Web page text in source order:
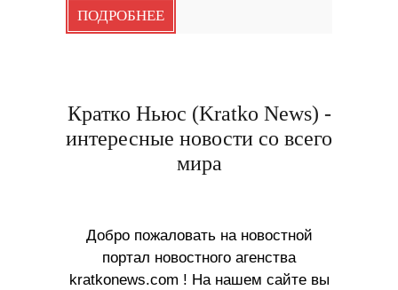
ПОДРОБНЕЕ
Кратко Ньюс (Kratko News) -
интересные новости со всего
мира
Добро пожаловать на новостной
портал новостного агенства
kratkonews.com ! На нашем сайте вы